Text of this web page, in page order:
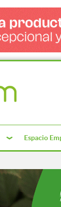
Espacio